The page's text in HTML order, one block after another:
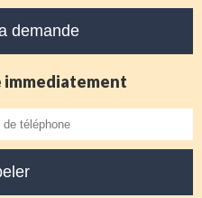
immediatement